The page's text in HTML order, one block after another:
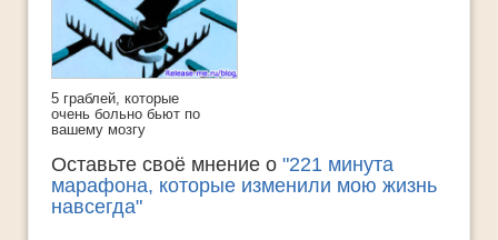
5 граблей, которые
очень больно бьют по
вашему мозгу
Оставьте своё мнение о "221 минута
марафона, которые изменили мою жизнь
навсегда"